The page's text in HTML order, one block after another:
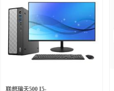
联想瑞天500 I5-